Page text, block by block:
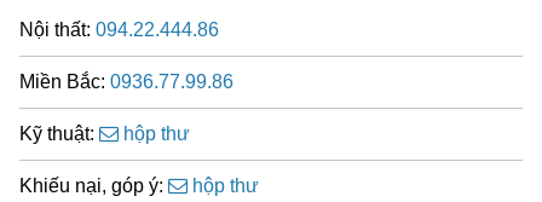
Nội thất: 094.22.444.86
Miền Bắc: 0936.77.99.86
Kỹ thuật: hộp thư
Khiếu nại, góp ý: hộp thư